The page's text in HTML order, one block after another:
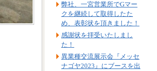
弊社、一宮営業所でGマー
クを継続して取得したた
め、表彰状を頂きました！
感謝状を拝受いたしまし
た！
異業種交流展示会『メッセ
ナゴヤ2023』にブースを出